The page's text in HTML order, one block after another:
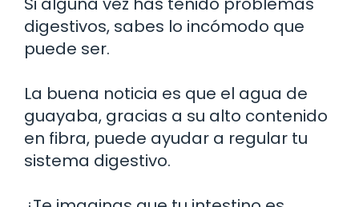
digestivos, sabes lo incómodo que
puede ser.
La buena noticia es que el agua de
guayaba, gracias a su alto contenido
en fibra, puede ayudar a regular tu
sistema digestivo.